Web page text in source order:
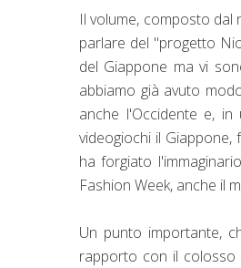
Il volume, composto dal
parlare del "progetto
del Giappone ma vi
abbiamo già avuto
anche l'Occidente e,
videogiochi il
ha forgiato
Fashion Week, anche il
Un punto importante,
rapporto con il colosso